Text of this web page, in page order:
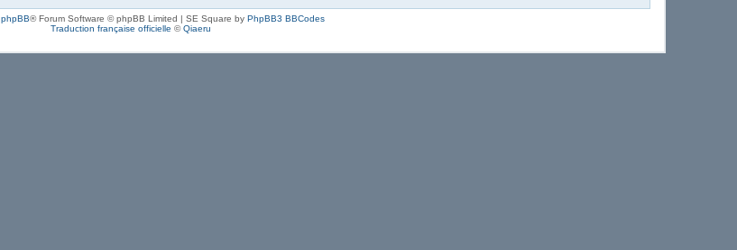
phpBB® Forum Software © phpBB Limited | SE Square by PhpBB3 BBCodes
Traduction française officielle ©Qiaeru